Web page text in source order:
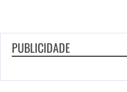
PUBLICIDADE